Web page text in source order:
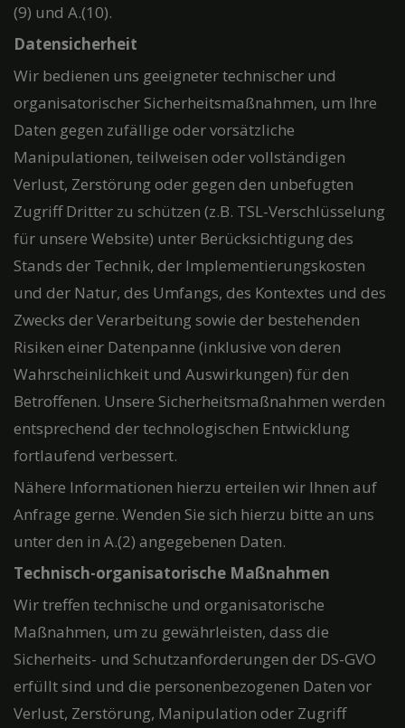
(9) und A.(10).
Datensicherheit
Wir bedienen uns geeigneter technischer und
organisatorischer Sicherheitsmaßnahmen, um Ihre
Daten gegen zufällige oder vorsätzliche
Manipulationen, teilweisen oder vollständigen
Verlust, Zerstörung oder gegen den unbefugten
Zugriff Dritter zu schützen (z.B. TSL-Verschlüsselung
für unsere Website) unter Berücksichtigung des
Stands der Technik, der Implementierungskosten
und der Natur, des Umfangs, des Kontextes und des
Zwecks der Verarbeitung sowie der bestehenden
Risiken einer Datenpanne (inklusive von deren
Wahrscheinlichkeit und Auswirkungen) für den
Betroffenen. Unsere Sicherheitsmaßnahmen werden
entsprechend der technologischen Entwicklung
fortlaufend verbessert.
Nähere Informationen hierzu erteilen wir Ihnen auf
Anfrage gerne. Wenden Sie sich hierzu bitte an uns
unter den in A.(2) angegebenen Daten.
Technisch-organisatorische Maßnahmen
Wir treffen technische und organisatorische
Maßnahmen, um zu gewährleisten, dass die
Sicherheits- und Schutzanforderungen der DS-GVO
erfüllt sind und die personenbezogenen Daten vor
Verlust, Zerstörung, Manipulation oder Zugriff